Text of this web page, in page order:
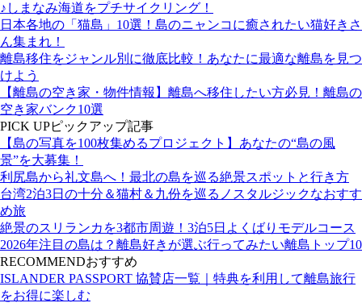
♪しまなみ海道をプチサイクリング！
日本各地の「猫島」10選！島のニャンコに癒されたい猫好きさ
ん集まれ！
離島移住をジャンル別に徹底比較！あなたに最適な離島を見つ
けよう
【離島の空き家・物件情報】離島へ移住したい方必見！離島の
空き家バンク10選
PICK UPピックアップ記事
【島の写真を100枚集めるプロジェクト】あなたの“島の風
景”を大募集！
利尻島から礼文島へ！最北の島を巡る絶景スポットと行き方
台湾2泊3日の十分＆猫村＆九份を巡るノスタルジックなおすす
め旅
絶景のスリランカを3都市周遊！3泊5日よくばりモデルコース
2026年注目の島は？離島好きが選ぶ行ってみたい離島トップ10
RECOMMENDおすすめ
ISLANDER PASSPORT 協賛店一覧｜特典を利用して離島旅行
をお得に楽しむ